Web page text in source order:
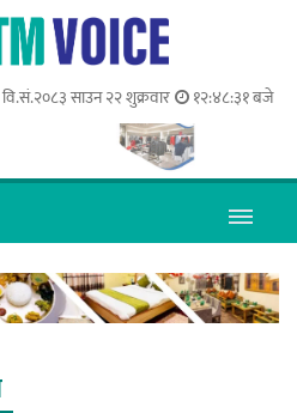
साउन २२ शुक्रवार १२:४८:३२ बजे